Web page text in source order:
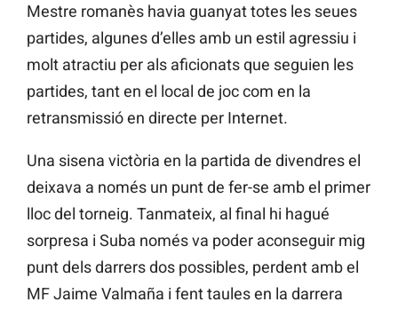
Mestre romanès havia guanyat totes les seues
partides, algunes d’elles amb un estil agressiu i
molt atractiu per als aficionats que seguien les
partides, tant en el local de joc com en la
retransmissió en directe per Internet.
Una sisena victòria en la partida de divendres el
deixava a només un punt de fer-se amb el primer
lloc del torneig. Tanmateix, al final hi hagué
sorpresa i Suba només va poder aconseguir mig
punt dels darrers dos possibles, perdent amb el
MF Jaime Valmaña i fent taules en la darrera